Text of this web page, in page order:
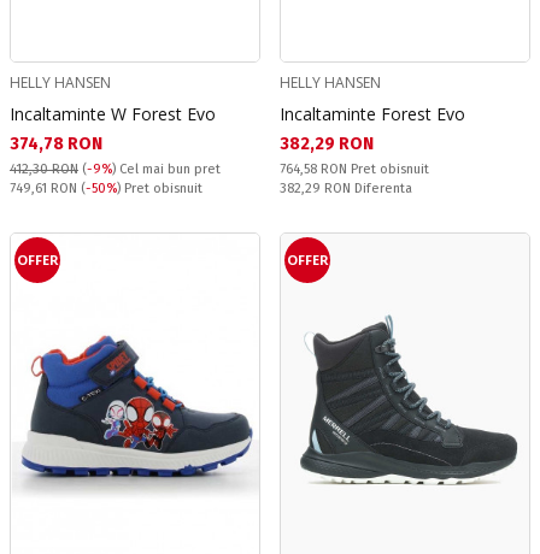
HELLY HANSEN
Incaltaminte W Forest Evo
Текуща цена:
374,78 RON
412,30 RON (-9%) Cel mai bun pret
Pret obisnuit:
749,61 RON (-50%) Pret obisnuit
HELLY HANSEN
Incaltaminte Forest Evo
Текуща цена:
382,29 RON
Pret obisnuit:
764,58 RON Pret obisnuit
Спестявате:
382,29 RON Diferenta
OFFER OFFER